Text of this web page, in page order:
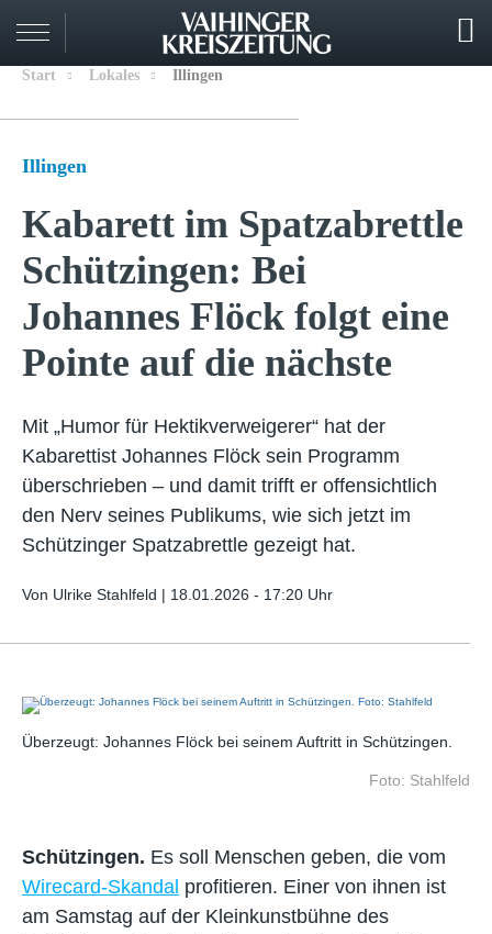
Start Lokales Illingen
Illingen
Kabarett im Spatzabrettle
Schützingen: Bei
Johannes Flöck folgt eine
Pointe auf die nächste
Mit „Humor für Hektikverweigerer“ hat der
Kabarettist Johannes Flöck sein Programm
überschrieben – und damit trifft er offensichtlich
den Nerv seines Publikums, wie sich jetzt im
Schützinger Spatzabrettle gezeigt hat.
Von Ulrike Stahlfeld | 18.01.2026 - 17:20 Uhr
Überzeugt: Johannes Flöck bei seinem Auftritt in Schützingen.
Foto: Stahlfeld
Schützingen. Es soll Menschen geben, die vom
Wirecard-Skandal profitieren. Einer von ihnen ist
am Samstag auf der Kleinkunstbühne des